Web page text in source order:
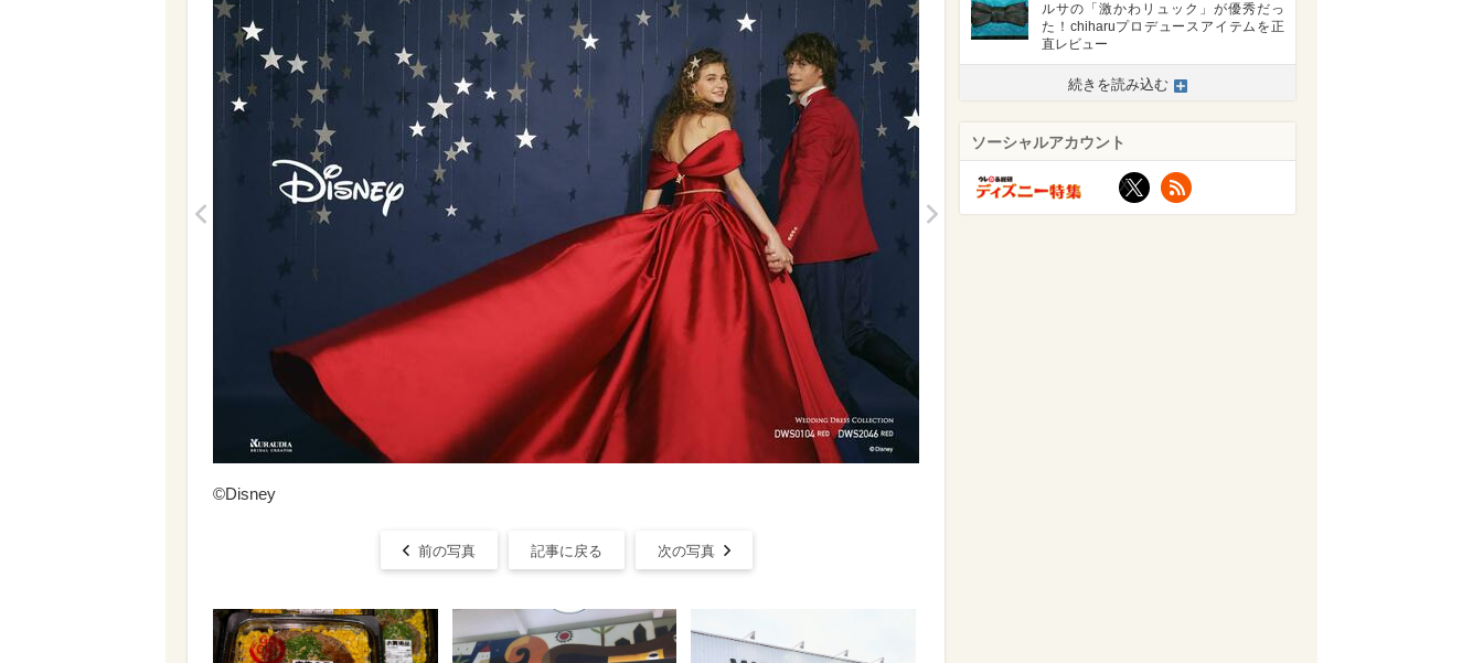
>
©Disney
前の写真 記事に戻る 次の写真
ルサの「激かわリュック」が優秀だっ
た！chiharuプロデュースアイテムを正
直レビュー
続きを読み込む
ソーシャルアカウント
X